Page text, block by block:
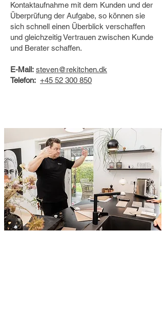
Kontaktaufnahme mit dem Kunden und der
Überprüfung der Aufgabe, so können sie
sich schnell einen Überblick verschaffen
und gleichzeitig Vertrauen zwischen Kunde
und Berater schaffen.
E-Mail: steven@rekitchen.dk
Telefon: +45 52 300 850